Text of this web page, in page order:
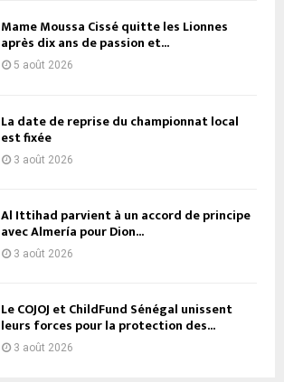
Mame Moussa Cissé quitte les Lionnes
après dix ans de passion et...
5 août 2026
La date de reprise du championnat local
est fixée
3 août 2026
Al Ittihad parvient à un accord de principe
avec Almería pour Dion...
3 août 2026
Le COJOJ et ChildFund Sénégal unissent
leurs forces pour la protection des...
3 août 2026